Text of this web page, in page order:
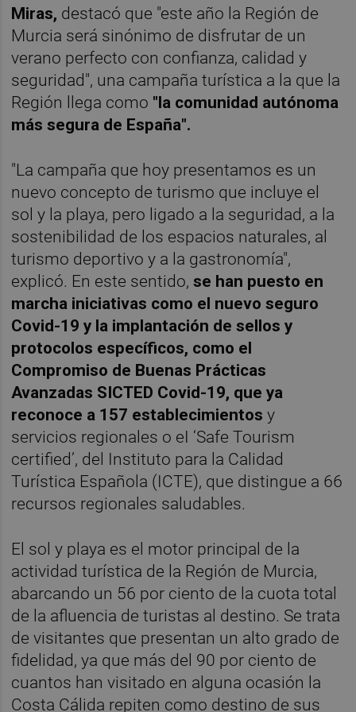
Miras, destacó que "este año la Región de
Murcia será sinónimo de disfrutar de un
verano perfecto con confianza, calidad y
seguridad", una campaña turística a la que la
Región llega como "la comunidad autónoma
más segura de España".
"La campaña que hoy presentamos es un
nuevo concepto de turismo que incluye el
sol y la playa, pero ligado a la seguridad, a la
sostenibilidad de los espacios naturales, al
turismo deportivo y a la gastronomía",
explicó. En este sentido,se han puesto en
marcha iniciativas como el nuevo seguro
Covid-19 y la implantación de sellos y
protocolos específicos, como el
Compromiso de Buenas Prácticas
Avanzadas SICTED Covid-19, que ya
reconoce a 157 establecimientos y
servicios regionales o eI ‘Safe Tourism
certified’, del Instituto para la Calidad
Turística Española (ICTE), que distingue a 66
recursos regionales saludables.
El sol y playa es el motor principal de la
actividad turística de la Región de Murcia,
abarcando un 56 por ciento de la cuota total
de la afluencia de turistas al destino. Se trata
de visitantes que presentan un alto grado de
fidelidad, ya que más del 90 por ciento de
cuantos han visitado en alguna ocasión la
Costa Cálida repiten como destino de sus